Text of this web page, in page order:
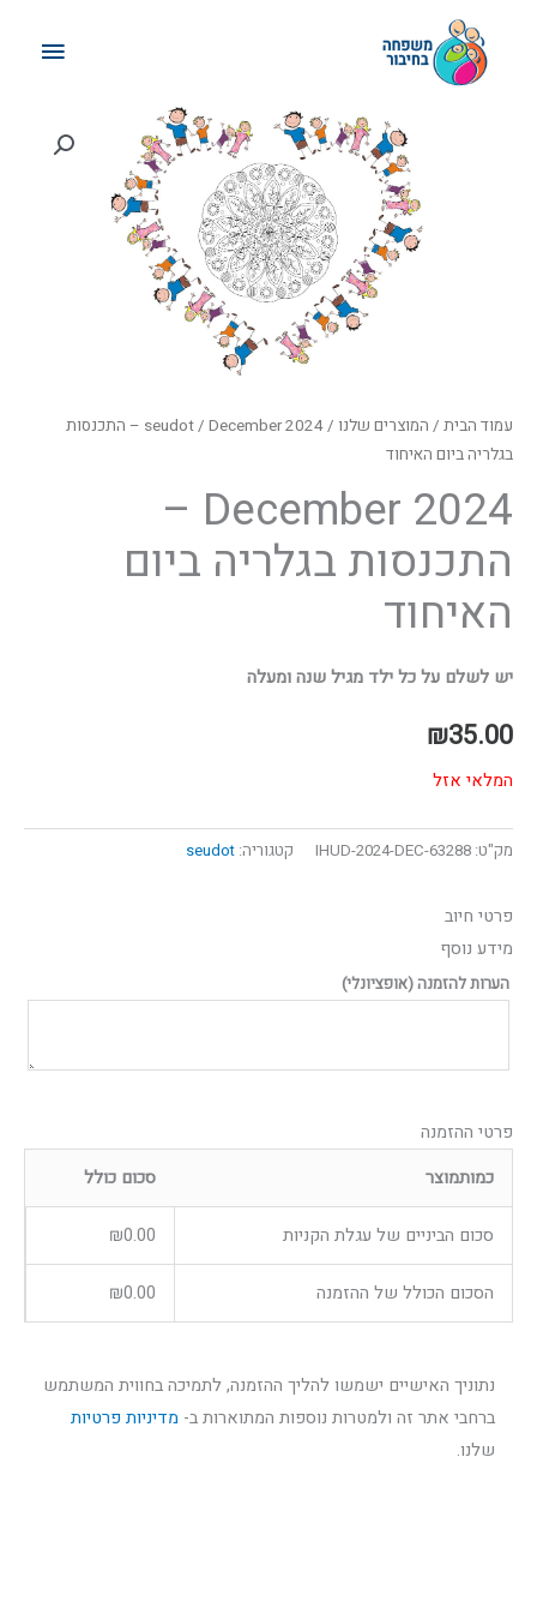
עמוד הבית / המוצרים שלנו /
seudot / December 2024 – התכנסות
בגלריה ביום האיחוד
December 2024 –
התכנסות בגלריה ביום
האיחוד
יש לשלם על כל ילד מגיל שנה ומעלה
₪35.00
המלאי אזל
מק"ט: 63288-IHUD-2024-DEC קטגוריה: seudot
פרטי חיוב‫
מידע נוסף
הערות להזמנה(אופציונלי)
פרטי ההזמנה
מוצרכמות סכום כולל
סכום הביניים של עגלת הקניות ₪0.00
הסכום הכולל של ההזמנה ₪0.00
נתוניך האישיים ישמשו להליך ההזמנה, לתמיכה בחווית המשתמש
ברחבי אתר זה ולמטרות נוספות המתוארות ב- מדיניות פרטיות
שלנו.